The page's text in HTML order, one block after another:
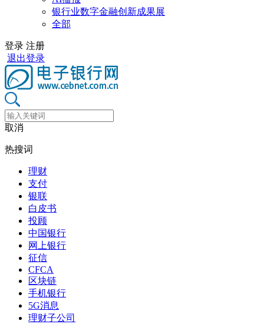
银行业数字金融创新成果展
全部
登录 注册
退出登录
取消
热搜词
理财
支付
银联
白皮书
投顾
中国银行
网上银行
征信
CFCA
区块链
手机银行
5G消息
理财子公司